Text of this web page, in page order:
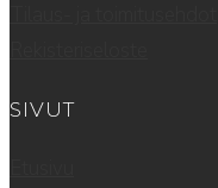
SIVUT